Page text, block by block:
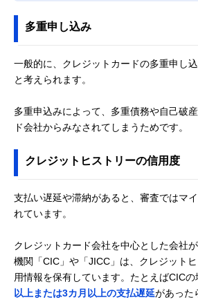
多重申し込み
一般的に、クレジットカードの多重申し
と考えられます。
多重申込みによって、多重債務や自己破
ド会社からみなされてしまうためです。
クレジットヒストリーの信用度
支払い遅延や滞納があると、審査ではマ
れています。
クレジットカード会社を中心とした会社
機関「CIC」や「JICC」は、クレジット
用情報を保有しています。たとえばCICの
以上または3カ月以上の支払遅延があった